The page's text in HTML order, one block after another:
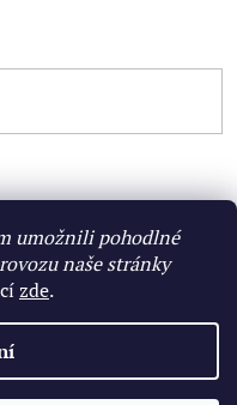
umožnili pohodlné
naše stránky
zde.